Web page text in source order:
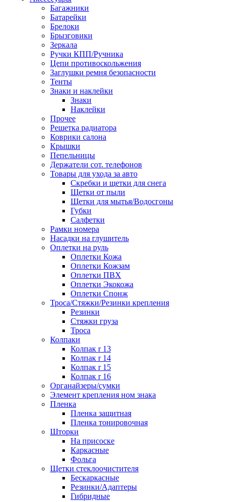
Багажники
Батарейки
Брелоки
Брызговики
Зеркала
Ручки КПП/Ручника
Цепи противоскольжения
Заглушки ремня безопасности
Тенты
Знаки и наклейки
Знаки
Наклейки
Прочее
Решетка радиатора
Коврики салона
Крышки
Пепельницы
Держатели сот. телефонов
Товары для ухода за авто
Скребки и щетки для снега
Щетки от пыли
Щетки для мытья/Водосгоны
Губки
Салфетки
Рамки номера
Насадки на глушитель
Оплетки на руль
Оплетки Кожа
Оплетки Кожзам
Оплетки ПВХ
Оплетки Экокожа
Оплетки Спонж
Троса/Стяжки/Резинки крепления
Резинки
Стяжки груза
Троса
Колпаки
Колпак r 13
Колпак r 14
Колпак r 15
Колпак r 16
Органайзеры/сумки
Элемент крепления ном знака
Пленка
Пленка защитная
Пленка тонировочная
Шторки
На присоске
Каркасные
Фольга
Щетки стеклоочистителя
Бескаркасные
Резинки/Адаптеры
Гибридные